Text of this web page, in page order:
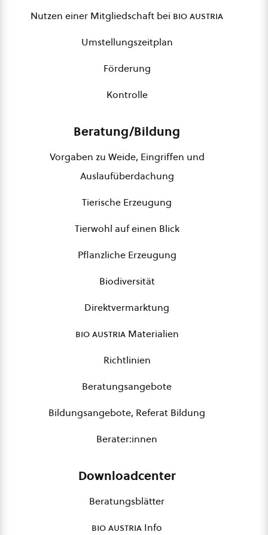
Nutzen einer Mitgliedschaft bei bio austria
Umstellungszeitplan
Förderung
Kontrolle
Beratung/Bildung
Vorgaben zu Weide, Eingriffen und
Auslaufüberdachung
Tierische Erzeugung
Tierwohl auf einen Blick
Pflanzliche Erzeugung
Biodiversität
Direktvermarktung
bio austriaMaterialien
Richtlinien
Beratungsangebote
Bildungsangebote, Referat Bildung
Berater:innen
Downloadcenter
Beratungsblätter
bio austria Info